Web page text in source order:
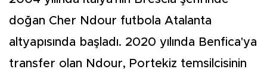
doğan Cher Ndour futbola Atalanta
altyapısında başladı. 2020 yılında Benfica'ya
transfer olan Ndour, Portekiz temsilcisinin